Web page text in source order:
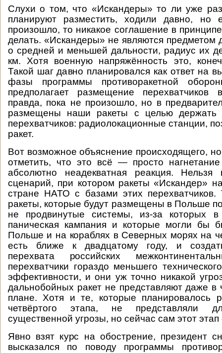
Слухи о том, что «Искандеры» то ли уже
планируют разместить, ходили давно, но
произошло, то никакое соглашение в
делать. «Искандеры» не являются предметом
о средней и меньшей дальности, радиус их
км. Хотя военную напряжённость это,
Такой шаг давно планировался как ответ на
фазы программы противоракетной
предполагает размещение
правда, пока не произошло, но в
размещены наши ракеты с целью держать
перехватчиков: радиолокационные станции,
ракет.
Вот возможное объяснение происходящего,
отметить, что это всё — просто
абсолютно неадекватная реакция. Нельзя
сценарий, при котором ракеты «Искандер»
стране НАТО с базами этих
ракеты, которые будут размещены в Польше
не продвинутые системы, из-за которых
паническая кампания и которые могли бы
Польше и на кораблях в Северных морях на
есть ближе к двадцатому году, и
перехвата российских
перехватчики гораздо меньшего
эффективности, и они уж точно никакой
дальнобойных ракет не представляют даже в
плане. Хотя и те, которые планировалось
четвёртого этапа, не представляли
существенной угрозы, но сейчас сам этот
Явно взят курс на обострение, президент
высказался по поводу программы